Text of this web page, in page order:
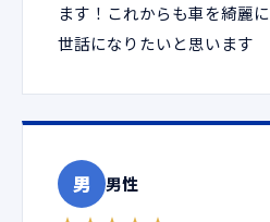
ます！これからも車を綺麗
世話になりたいと思います
男 男性